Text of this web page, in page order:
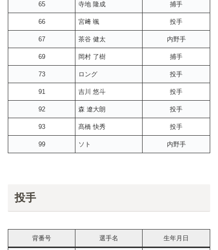
65 寺地 隆成 捕手
66 宮﨑 颯 投手
67 茶谷 健太 内野手
69 岡村 了樹 捕手
73 ロング 投手
91 吉川 悠斗 投手
92 森 遼大朗 投手
93 髙橋 快秀 投手
99 ソト 内野手
投手
背番号 選手名 生年月日